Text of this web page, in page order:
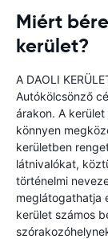
Miért
kerület?
A DAOLI
Autókölcsönző
árakon. A
könnyen
kerületben
látnivalókat,
történelmi
meglátogathatja
kerület számos